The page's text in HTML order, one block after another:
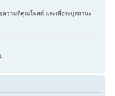
วามที่คุณโพสต์ และเพื่อระบุสถานะ